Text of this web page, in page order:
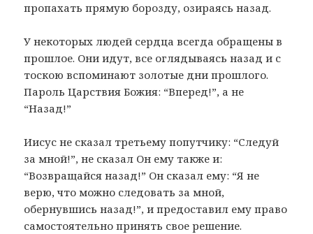
пропахать прямую борозду, озираясь назад.
У некоторых людей сердца всегда обращены в
прошлое. Они идут, все оглядываясь назад и с
тоскою вспоминают золотые дни прошлого.
Пароль Царствия Божия: “Вперед!”, а не
“Назад!”
Иисус не сказал третьему попутчику: “Следуй
за мной!”, не сказал Он ему также и:
“Возвращайся назад!” Он сказал ему: “Я не
верю, что можно следовать за мной,
обернувшись назад!”, и предоставил ему право
самостоятельно принять свое решение.